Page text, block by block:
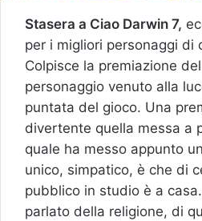
Stasera a Ciao Darwin 7,
per i migliori personaggi di
Colpisce la premiazione del
personaggio venuto alla
puntata del gioco. Una
divertente quella messa a
quale ha messo appunto
unico, simpatico, è che di
pubblico in studio è a
parlato della religione, di